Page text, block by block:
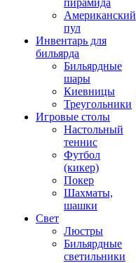
пирамида
Американский
пул
Инвентарь для
бильярда
Бильярдные
шары
Киевницы
Треугольники
Игровые столы
Настольный
теннис
Футбол
(кикер)
Покер
Шахматы,
шашки
Свет
Люстры
Бильярдные
светильники